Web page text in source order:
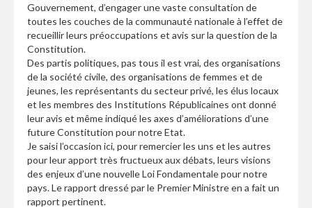
Gouvernement, d’engager une vaste consultation de
toutes les couches de la communauté nationale à l’effet de
recueillir leurs préoccupations et avis sur la question de la
Constitution.
Des partis politiques, pas tous il est vrai, des organisations
de la société civile, des organisations de femmes et de
jeunes, les représentants du secteur privé, les élus locaux
et les membres des Institutions Républicaines ont donné
leur avis et même indiqué les axes d’améliorations d’une
future Constitution pour notre Etat.
Je saisi l’occasion ici, pour remercier les uns et les autres
pour leur apport très fructueux aux débats, leurs visions
des enjeux d’une nouvelle Loi Fondamentale pour notre
pays. Le rapport dressé par le Premier Ministre en a fait un
rapport pertinent.